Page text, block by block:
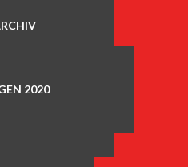
2020